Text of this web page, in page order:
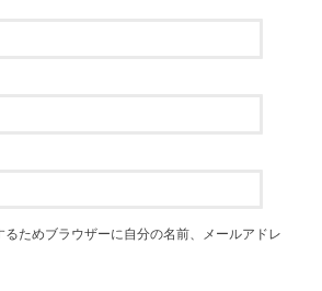
るためブラウザーに自分の名前、メールアドレ